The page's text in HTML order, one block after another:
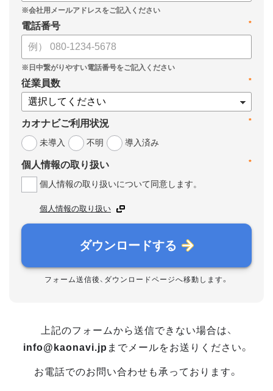
*
電話番号
*
従業員数
*
カオナビご利用状況
未導入
不明 導入済み
*
個人情報の取り扱い
個人情報の取り扱いについて同意します。
個人情報の取り扱い
ダウンロードする
フォーム送信後、ダウンロードページへ移動します。
上記のフォームから送信できない場合は、
info@kaonavi.jp までメールをお送りください。
お電話でのお問い合わせも承っております。